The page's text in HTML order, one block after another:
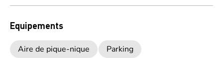
Equipements
Aire de pique-nique
Parking